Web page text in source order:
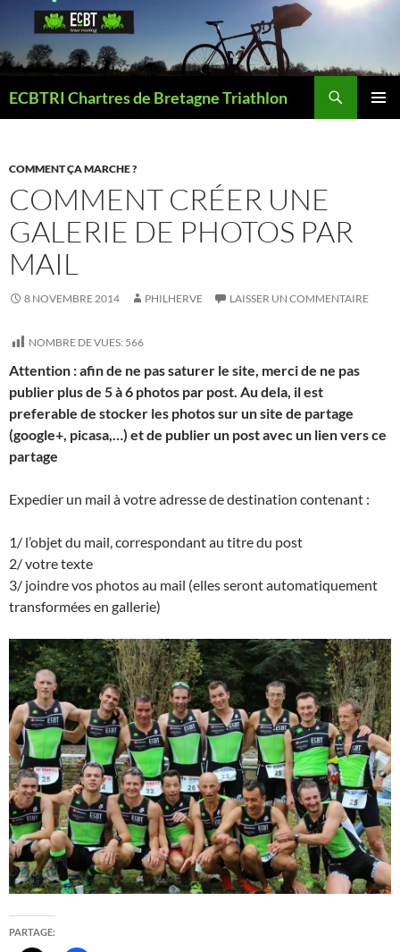
contenu
ECBTRI Chartres de Bretagne Triathlon
COMMENT ÇA MARCHE ?
COMMENT CRÉER UNE
GALERIE DE PHOTOS PAR
MAIL
8 NOVEMBRE 2014 PHILHERVE LAISSER UN COMMENTAIRE
NOMBRE DE VUES: 566
Attention : afin de ne pas saturer le site, merci de ne pas
publier plus de 5 à 6 photos par post. Au dela, il est
preferable de stocker les photos sur un site de partage
(google+, picasa,…) et de publier un post avec un lien vers ce
partage
Expedier un mail à votre adresse de destination contenant :
1/ l’objet du mail, correspondant au titre du post
2/ votre texte
3/ joindre vos photos au mail (elles seront automatiquement
transformées en gallerie)
PARTAGE: